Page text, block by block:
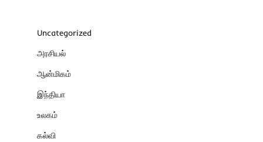
Uncategorized
அரசியல்
ஆன்மிகம்
இந்தியா
உலகம்
கல்வி